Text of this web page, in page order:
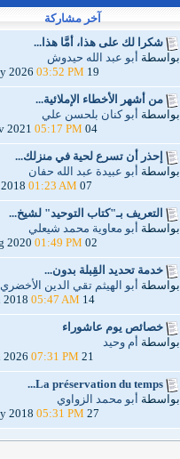
آخر مشاركة
شكرا لك على هذا، أمَّا هذا...
بواسطة أبو عبد الله حيدوش
19 May 2026
03:52 PM
من أشهر الأخطاء الإملائية...
بواسطة أبو كنان بلحسن علي
04 Nov 2021
05:17 PM
إحذر أن تسرع لحية في منزلك...
بواسطة أبو عبيدة عبد الله حفان
07 Jul 2018
01:23 AM
التعريف بـ"كتاب التوحيد" لشيخ...
بواسطة أبو معاوية محمد شيعلي
02 Aug 2020
01:49 PM
خدمة تحديد القِبلة بدون...
بواسطة أبو الهيثم تقي الدين الأخضري
14 Jun 2018
05:47 AM
خصائص يوم عاشوراء
بواسطة أم وحيد
21 Jun 2026
07:31 PM
La préservation du temps...
بواسطة أبو محمد الزواوي
27 May 2018
05:31 PM